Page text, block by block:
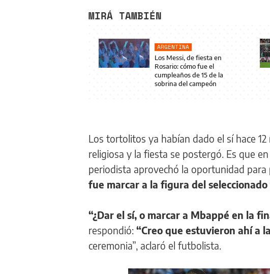
MIRÁ TAMBIÉN
ARGENTINA
Los Messi, de fiesta en
Rosario: cómo fue el
cumpleaños de 15 de la
sobrina del campeón
Los tortolitos ya habían dado el sí hace
religiosa y la fiesta se postergó. Es que
periodista aprovechó la oportunidad
fue marcar a la figura del
“¿Dar el sí, o marcar a Mbappé en la
respondió: “Creo que estuvieron ahí a
ceremonia”, aclaró el futbolista.